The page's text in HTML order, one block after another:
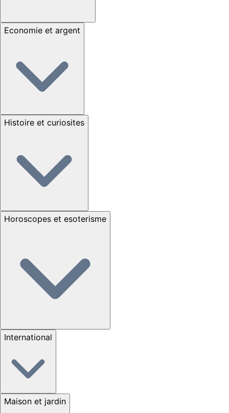
Economie et argent
Histoire et curiosites
Horoscopes et esoterisme
International
Maison et jardin